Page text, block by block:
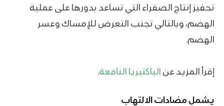
تحفيز إنتاج الصفراء التي تساعد بدورها على عملية
الهضم، وبالتالي تجنب التعرض للإمساك وعسر
الهضم.
إقرأ المزيد عن الباكتيريا النافعة.
يشمل مضادات الالتهاب